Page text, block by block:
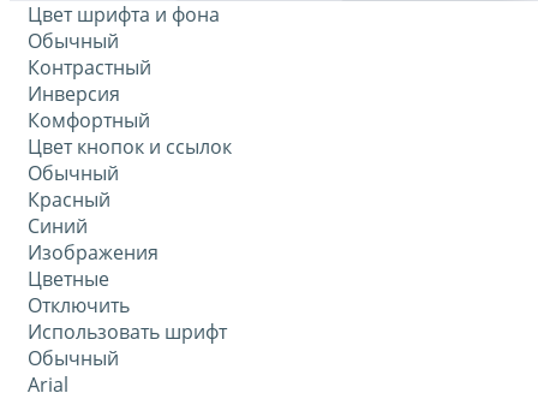
Цвет шрифта и фона
Обычный
Контрастный
Инверсия
Комфортный
Цвет кнопок и ссылок
Обычный
Красный
Синий
Изображения
Цветные
Отключить
Использовать шрифт
Обычный
Arial